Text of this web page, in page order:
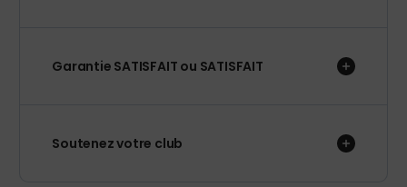
Garantie SATISFAIT ou SATISFAIT
Soutenez votre club